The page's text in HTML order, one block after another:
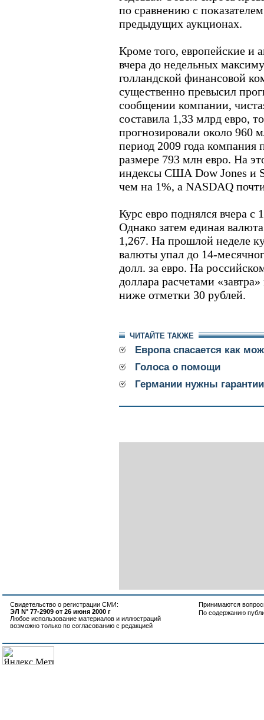
по сравнению с
предыдущих аукционах.
Кроме того, европейские и
вчера до недельных
голландской финансовой
существенно превысил
сообщении компании,
составила 1,33 млрд евро,
прогнозировали около 960
период 2009 года компания
размере 793 млн евро. На
индексы США Dow Jones и
чем на 1%, а NASDAQ
Курс евро поднялся вчера с
Однако затем единая
1,267. На прошлой неделе
валюты упал до 14-
долл. за евро. На
доллара расчетами
ниже отметки 30 рублей.
ЧИТАЙТЕ ТАКЖЕ
Европа спасается как
Голоса о помощи
Германии нужны
Свидетельство о регистрации СМИ:
ЭЛ N° 77-2909 от 26 июня 2000 г
Любое использование материалов и иллюстраций
возможно только по согласованию с редакцией
Принимаются
По содержанию